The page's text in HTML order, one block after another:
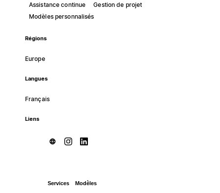
Assistance continue
Gestion de projet
Modèles personnalisés
Régions
Europe
Langues
Français
Liens
Services Modèles